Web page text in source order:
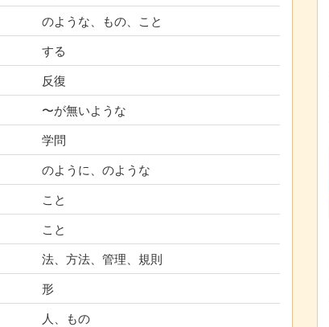
のような、もの、こと
する
反復
〜が無いような
学問
のように、のような
こと
こと
法、方法、管理、規則
形
人、もの